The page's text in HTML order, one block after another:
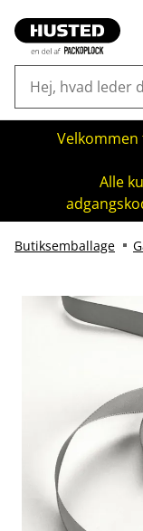
Velkommen
Alle
Butiksemballage